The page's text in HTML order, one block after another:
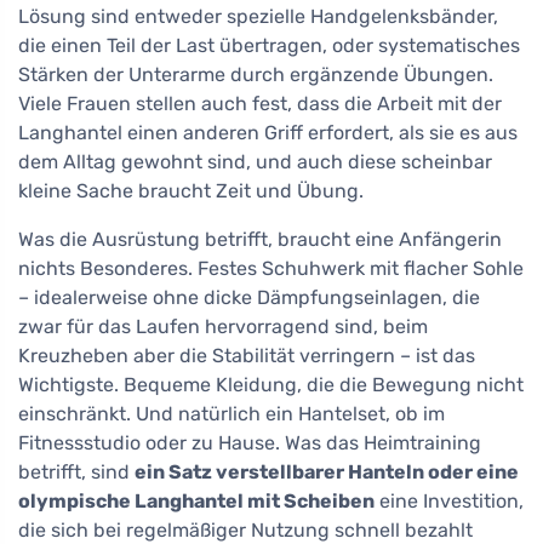
Lösung sind entweder spezielle Handgelenksbänder,
die einen Teil der Last übertragen, oder systematisches
Stärken der Unterarme durch ergänzende Übungen.
Viele Frauen stellen auch fest, dass die Arbeit mit der
Langhantel einen anderen Griff erfordert, als sie es aus
dem Alltag gewohnt sind, und auch diese scheinbar
kleine Sache braucht Zeit und Übung.
Was die Ausrüstung betrifft, braucht eine Anfängerin
nichts Besonderes. Festes Schuhwerk mit flacher Sohle
– idealerweise ohne dicke Dämpfungseinlagen, die
zwar für das Laufen hervorragend sind, beim
Kreuzheben aber die Stabilität verringern – ist das
Wichtigste. Bequeme Kleidung, die die Bewegung nicht
einschränkt. Und natürlich ein Hantelset, ob im
Fitnessstudio oder zu Hause. Was das Heimtraining
betrifft, sind ein Satz verstellbarer Hanteln oder eine
olympische Langhantel mit Scheiben eine Investition,
die sich bei regelmäßiger Nutzung schnell bezahlt